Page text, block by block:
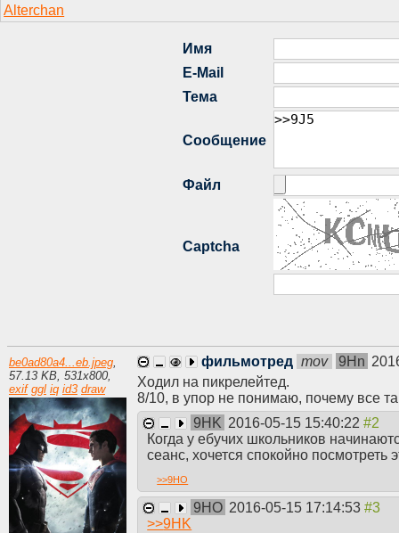
be0ad80a4...eb.jpeg,
57.13 KB, 531x800,
exif ggl iq id3 draw
фильмотред mov 9Hn
Ходил на пикрелейтед.
8/10, в упор не понимаю, почему все
9HK 2016-05-15 15:40:22
Когда у ебучих школьников
сеанс, хочется спокойно посмотреть
>>9HO
9HO 2016-05-15 17:14:53
>>9HK